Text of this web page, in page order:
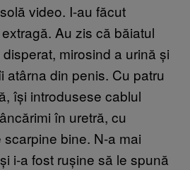
video. I-au făcut
Au zis că băiatul
mirosind a urină și
atârna din penis. Cu patru
își introdusese cablul
în uretră, cu
bine. N-a mai
i-a fost rușine să le spună